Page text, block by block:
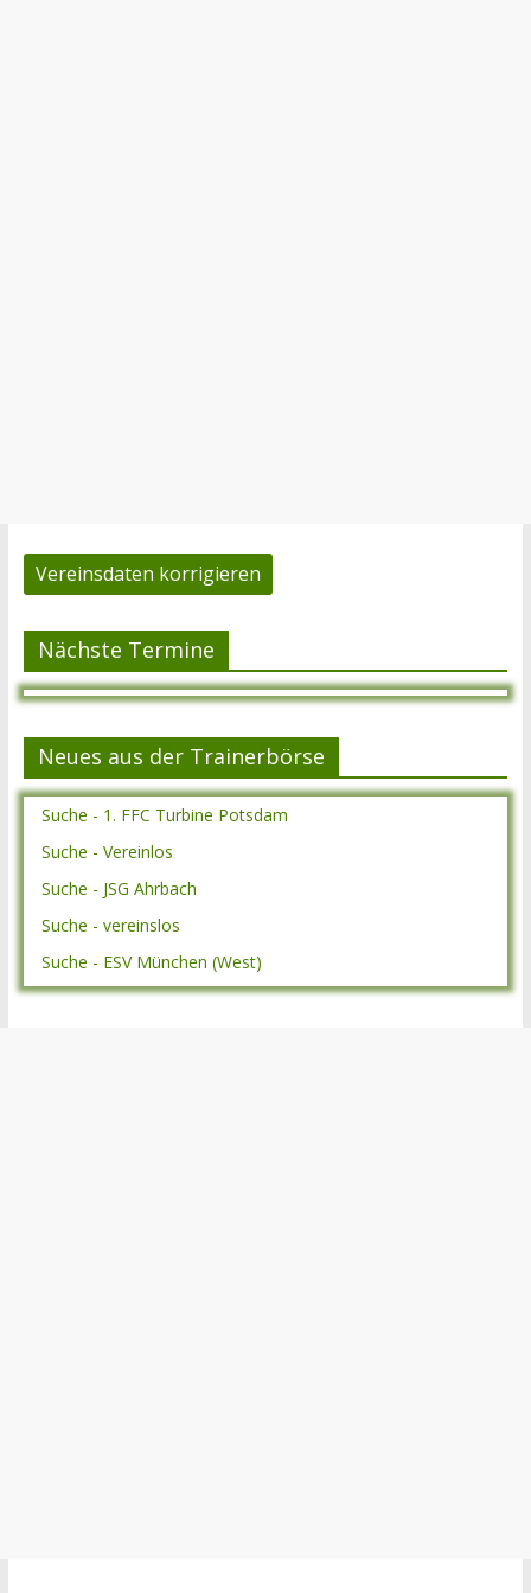
Vereinsdaten korrigieren
Nächste Termine
Neues aus der Trainerbörse
Suche - 1. FFC Turbine Potsdam
Suche - Vereinlos
Suche - JSG Ahrbach
Suche - vereinslos
Suche - ESV München (West)